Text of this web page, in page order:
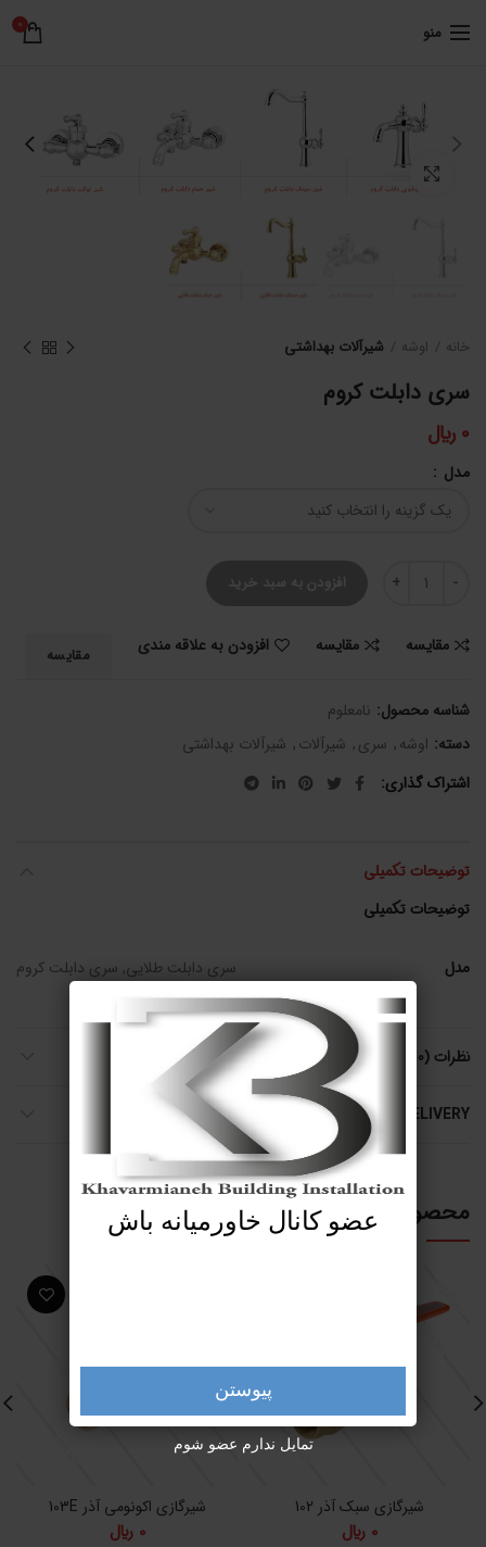
منو 0
برای بزرگنمایی کلیک کنید
خانه اوشه شیرآلات بهداشتی
سری دابلت کروم
0 ﷼
مدل
سری دابلت کروم عددافزودن به سبد خرید
مقایسه مقایسه افزودن به علاقه مندی مقایسه
شناسه محصول: نامعلوم
دسته: اوشه, سری, شیرآلات, شیرآلات بهداشتی
اشتراک گذاری
توضیحات تکمیلی
توضیحات تکمیلی
مدل سری دابلت طلایی, سری دابلت کروم
نظرات (0)
SHIPPING & DELIVERY
محصولات مرتبط
شیرگازی سبک آذر 102
0 ﷼
شیرگازی اکونومی آذر 103E
0 ﷼
عضو کانال خاورمیانه باش
پیوستن
تمایل ندارم عضو شوم